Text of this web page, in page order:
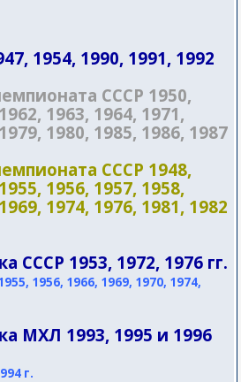
1954, 1990, 1991, 1992
СССР 1950,
1963, 1964, 1971,
1980, 1985, 1986, 1987
СССР 1948,
1956, 1957, 1958,
1974, 1976, 1981, 1982
СССР 1953, 1972, 1976 гг.
1956, 1966, 1969, 1970, 1974,
МХЛ 1993, 1995 и 1996
г.